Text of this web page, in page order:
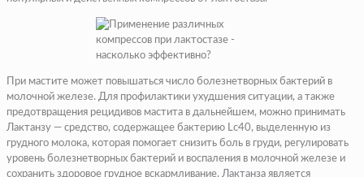
При мастите может повышаться число болезнетворных бактерий в
молочной железе. Для профилактики ухудшения ситуации, а также
предотвращения рецидивов мастита в дальнейшем, можно принимать
Лактанзу — средство, содержащее бактерию Lc40, выделенную из
грудного молока, которая помогает снизить боль в груди, регулировать
уровень болезнетворных бактерий и воспаления в молочной железе и
сохранить здоровое грудное вскармливание. Лактанза является